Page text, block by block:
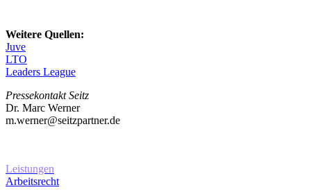
Weitere Quellen:
Juve
LTO
Leaders League
Pressekontakt Seitz
Dr. Marc Werner
m.werner@seitzpartner.de
Leistungen
Arbeitsrecht